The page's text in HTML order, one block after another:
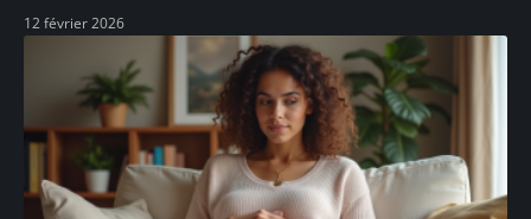
12 février 2026